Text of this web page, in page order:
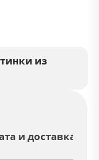
из
и доставка